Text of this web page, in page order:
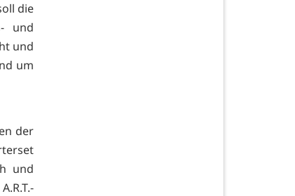
die
und
und
um
der
und